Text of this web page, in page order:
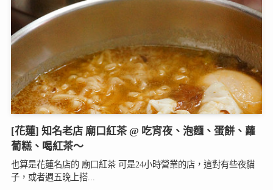
[花蓮] 知名老店 廟口紅茶 @ 吃宵夜、泡麵、蛋餅、蘿
蔔糕、喝紅茶～
也算是花蓮名店的 廟口紅茶 可是24小時營業的店，這對有些夜貓
子，或者週五晚上搭...